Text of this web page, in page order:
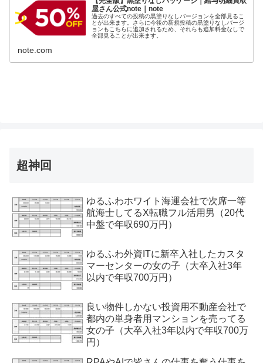
屋さん公式note｜note
過去のすべての投稿の黒塗りなしバージョンを全部見るこ
とが出来ます。さらに今後の新規投稿の黒塗りなしバージ
ョンもこちらに追加されるため、それらも追加料金なしで
全部見ることが出来ます。
note.com
超神回
ゆるふわホワイト海運会社で次席一等
航海士してるX転職フル活用男（20代
中盤で年収690万円）
ゆるふわ外資ITに新卒入社したカスタ
マーセンターの女の子（大卒入社3年
以内で年収700万円）
良い物件しかない投資用不動産会社で
都内の単身者用マンションを売ってる
女の子（大卒入社3年以内で年収700万
円）